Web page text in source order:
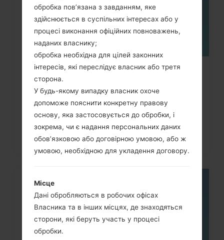
Як скинути до заводських
налаштувань за допомогою коду...
обробка пов’язана з завданням, яке
здійснюється в суспільних інтересах або у
процесі виконання офіційних повноважень,
наданих власнику;
обробка необхідна для цілей законних
інтересів, які переслідує власник або третя
сторона.
У будь-якому випадку власник охоче
допоможе пояснити конкретну правову
основу, яка застосовується до обробки, і
зокрема, чи є надання персональних даних
обов’язковою або договірною умовою, або ж
умовою, необхідною для укладення договору.
Місце
Дані обробляються в робочих офісах
Власника та в інших місцях, де знаходяться
сторони, які беруть участь у процесі
обробки.